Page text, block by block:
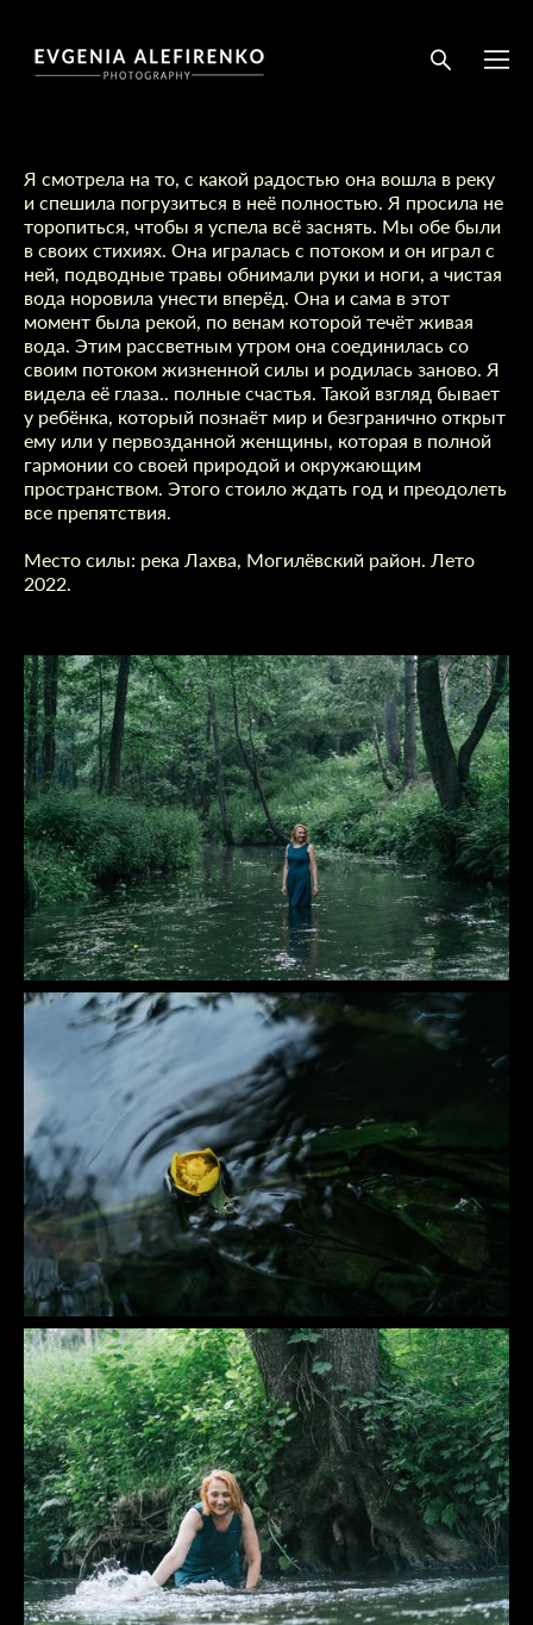
Я смотрела на то, с какой радостью она вошла в реку
и спешила погрузиться в неё полностью. Я просила не
торопиться, чтобы я успела всё заснять. Мы обе были
в своих стихиях. Она игралась с потоком и он играл с
ней, подводные травы обнимали руки и ноги, а чистая
вода норовила унести вперёд. Она и сама в этот
момент была рекой, по венам которой течёт живая
вода. Этим рассветным утром она соединилась со
своим потоком жизненной силы и родилась заново. Я
видела её глаза.. полные счастья. Такой взгляд бывает
у ребёнка, который познаёт мир и безгранично открыт
ему или у первозданной женщины, которая в полной
гармонии со своей природой и окружающим
пространством. Этого стоило ждать год и преодолеть
все препятствия.
Место силы: река Лахва, Могилёвский район. Лето
2022.